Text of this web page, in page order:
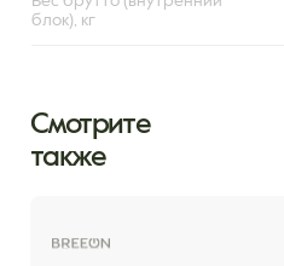
блок), кг
Смотрите
также